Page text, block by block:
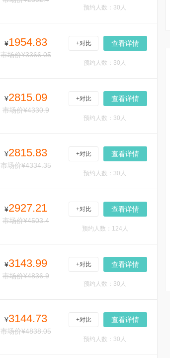
预约人数：30人
¥1954.83
市场价¥3366.05
+对比 查看详情
预约人数：30人
¥2815.09
市场价¥4330.9
+对比 查看详情
预约人数：30人
¥2815.83
市场价¥4334.35
+对比 查看详情
预约人数：30人
¥2927.21
市场价¥4503.4
+对比 查看详情
预约人数：124人
¥3143.99
市场价¥4836.9
+对比 查看详情
预约人数：30人
¥3144.73
市场价¥4838.05
+对比 查看详情
预约人数：30人